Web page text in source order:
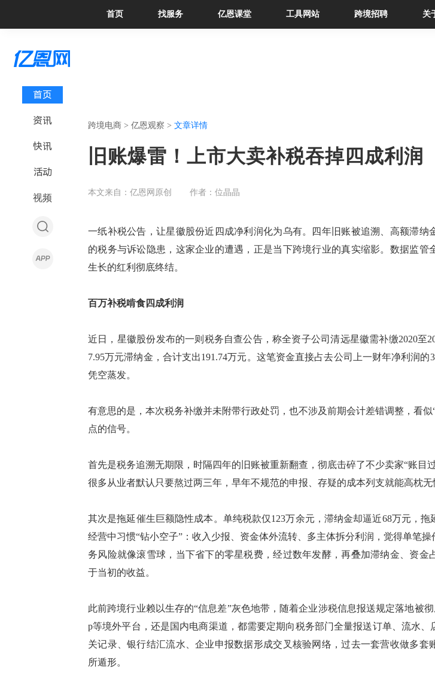
首页 找服务 亿恩课堂 工具网站 跨境招聘 关
首页
资讯
快讯
活动
视频
跨境电商 > 亿恩观察 > 文章详情
旧账爆雷！上市大卖补税吞掉四成利润
本文来自：亿恩网原创 作者：位晶晶
一纸补税公告，让星徽股份近四成净利润化为乌有。四年旧账被追溯、高额滞纳
的税务与诉讼隐患，这家企业的遭遇，正是当下跨境行业的真实缩影。数据监管
生长的红利彻底终结。
百万补税啃食四成利润
近日 ， 星徽股份发布的一则税务自查公告，称全资子公司清远星徽需补缴2020至
7.95万元滞纳金，合计支出191.74万元。这笔资金直接占去公司上一财年净利润的
凭空蒸发。
有意思的是，本次税务补缴并未附带行政处罚，也不涉及前期会计差错调整，看似
点的信号。
首先是税务追溯无期限 ， 时隔四年的旧账被重新翻查，彻底击碎了不少卖家“账目
很多从业者默认只要熬过两三年，早年不规范的申报、存疑的成本列支就能高枕无
其次是拖延催生巨额隐性成本。单纯税款仅123万余元，滞纳金却逼近68万元，拖
经营中习惯“钻小空子”：收入少报、资金体外流转、多主体拆分利润，觉得单笔
务风险就像滚雪球，当下省下的零星税费，经过数年发酵，再叠加滞纳金、资金
于当初的收益。
此前跨境行业赖以生存的“信息差”灰色地带，随着企业涉税信息报送规定落地被
p等境外平台，还是国内电商渠道，都需要定期向税务部门全量报送订单、流水
关记录、银行结汇流水、企业申报数据形成交叉核验网络，过去一套营收做多套
所遁形。